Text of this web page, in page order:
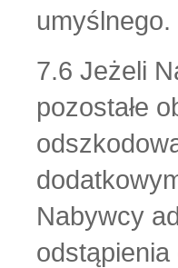
umyślnego.
7.6 Jeżeli
pozostałe
Nabywcy